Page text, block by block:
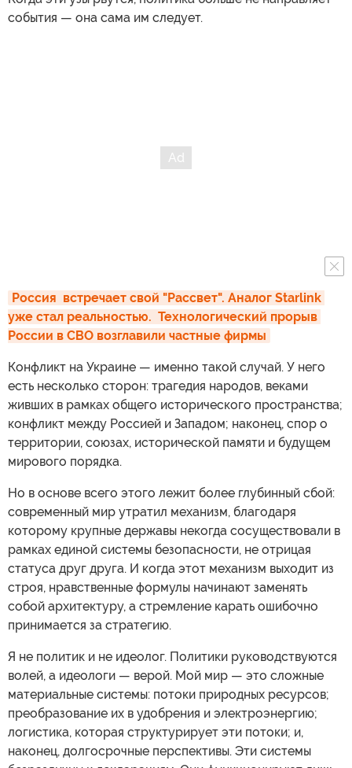
события — она сама им следует.
Россия  встречает свой "Рассвет". Аналог Starlink
уже стал реальностью.  Технологический прорыв
России в СВО возглавили частные фирмы
Конфликт на Украине — именно такой случай. У него
есть несколько сторон: трагедия народов, веками
живших в рамках общего исторического пространства;
конфликт между Россией и Западом; наконец, спор о
территории, союзах, исторической памяти и будущем
мирового порядка.
Но в основе всего этого лежит более глубинный сбой:
современный мир утратил механизм, благодаря
которому крупные державы некогда сосуществовали в
рамках единой системы безопасности, не отрицая
статуса друг друга. И когда этот механизм выходит из
строя, нравственные формулы начинают заменять
собой архитектуру, а стремление карать ошибочно
принимается за стратегию.
Я не политик и не идеолог. Политики руководствуются
волей, а идеологи — верой. Мой мир — это сложные
материальные системы: потоки природных ресурсов;
преобразование их в удобрения и электроэнергию;
логистика, которая структурирует эти потоки; и,
наконец, долгосрочные перспективы. Эти системы